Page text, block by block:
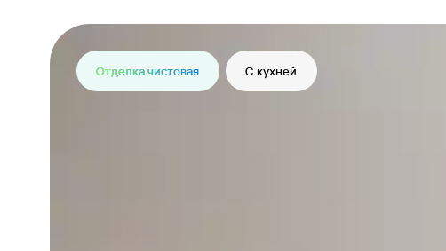
Отделка чистовая С кухней